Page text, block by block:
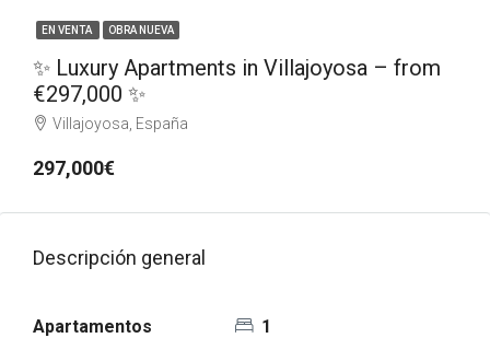
EN VENTA OBRA NUEVA
✨ Luxury Apartments in Villajoyosa – from
€297,000 ✨
Villajoyosa, España
297,000€
Descripción general
Apartamentos 1